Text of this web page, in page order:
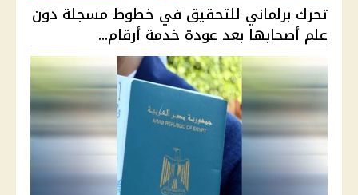
تحرك برلماني للتحقيق في خطوط مسجلة دون
علم أصحابها بعد عودة خدمة أرقام...